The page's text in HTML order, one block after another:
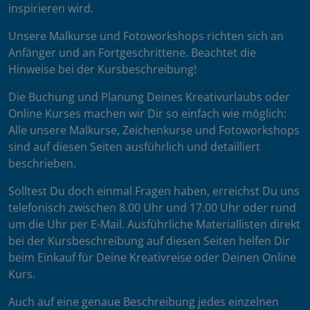
inspirieren wird.
Unsere Malkurse und Fotoworkshops richten sich an
Anfänger und an Fortgeschrittene. Beachtet die
Hinweise bei der Kursbeschreibung!
Die Buchung und Planung Deines Kreativurlaubs oder
Online Kurses machen wir Dir so einfach wie möglich:
Alle unsere Malkurse, Zeichenkurse und Fotoworkshops
sind auf diesen Seiten ausführlich und detailliert
beschrieben.
Solltest Du doch einmal Fragen haben, erreichst Du uns
telefonisch zwischen 8.00 Uhr und 17.00 Uhr oder rund
um die Uhr per E-Mail. Ausführliche Materiallisten direkt
bei der Kursbeschreibung auf diesen Seiten helfen Dir
beim Einkauf für Deine Kreativreise oder Deinen Online
Kurs.
Auch auf eine genaue Beschreibung jedes einzelnen